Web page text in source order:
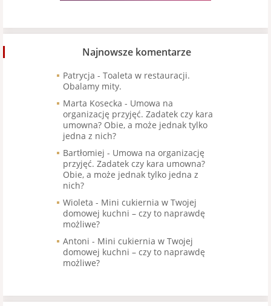
Najnowsze komentarze
Patrycja - Toaleta w restauracji.
Obalamy mity.
Marta Kosecka - Umowa na
organizację przyjęć. Zadatek czy kara
umowna? Obie, a może jednak tylko
jedna z nich?
Bartłomiej - Umowa na organizację
przyjęć. Zadatek czy kara umowna?
Obie, a może jednak tylko jedna z
nich?
Wioleta - Mini cukiernia w Twojej
domowej kuchni – czy to naprawdę
możliwe?
Antoni - Mini cukiernia w Twojej
domowej kuchni – czy to naprawdę
możliwe?